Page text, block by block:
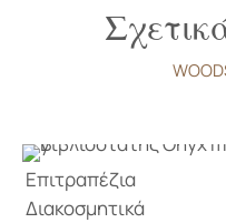
Επιτραπέζια
Διακοσμητικά